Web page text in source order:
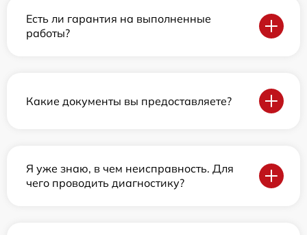
Есть ли гарантия на выполненные
работы?
Какие документы вы предоставляете?
Я уже знаю, в чем неисправность. Для
чего проводить диагностику?